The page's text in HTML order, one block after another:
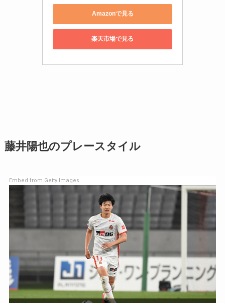
Amazonで見る
楽天市場で見る
藤井陽也のプレースタイル
Embed from Getty Images